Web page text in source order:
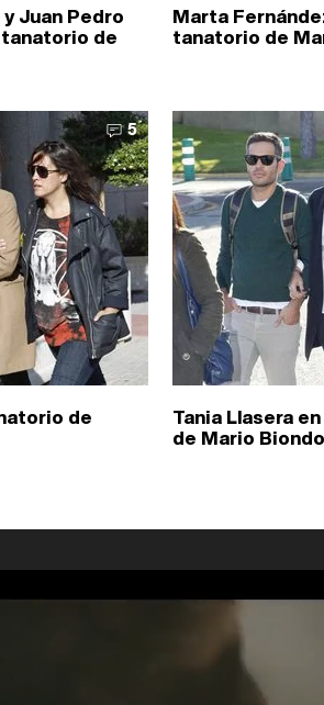
Juan Pedro
de
Marta
tanatorio de
5
de Tania Llasera
de Mario Biondo